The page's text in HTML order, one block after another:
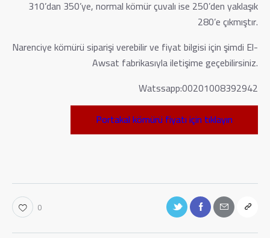
310’dan 350’ye, normal kömür çuvalı ise 250’den yaklaşık
280’e çıkmıştır.
Narenciye kömürü siparişi verebilir ve fiyat bilgisi için şimdi El-
Awsat fabrikasıyla iletişime geçebilirsiniz.
Watssapp:00201008392942
Portakal kömürü fiyatı için tıklayın
0